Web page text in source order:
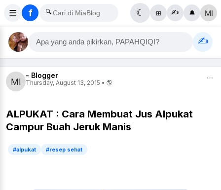
☰ f 🔍 ☾ ⊞ ✍️ 🔔
Apa yang anda pikirkan, PAPAHQIQI? ✍️
- Blogger
Thursday, August 13, 2015 • 🌎
⋯
ALPUKAT : Cara Membuat Jus Alpukat
Campur Buah Jeruk Manis
#alpukat #resep sehat